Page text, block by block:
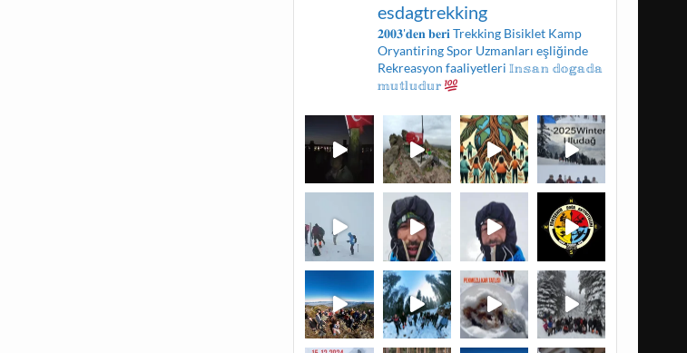
esdagtrekking
𝟐𝟎𝟎𝟑'𝐝𝐞𝐧 𝐛𝐞𝐫𝐢Trekking Bisiklet Kamp
OryantiringSpor Uzmanları eşliğinde
Rekreasyon faaliyetleri 𝕀𝕟𝕤𝕒𝕟 𝕕𝕠𝕘𝕒𝕕𝕒
𝕞𝕦𝕥𝕝𝕦𝕕𝕦𝕣